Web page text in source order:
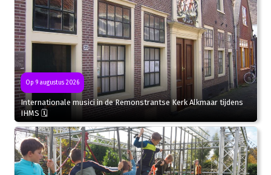
Op 9 augustus 2026
Internationale musici in de Remonstrantse Kerk Alkmaar tijdens
IHMS 🗓